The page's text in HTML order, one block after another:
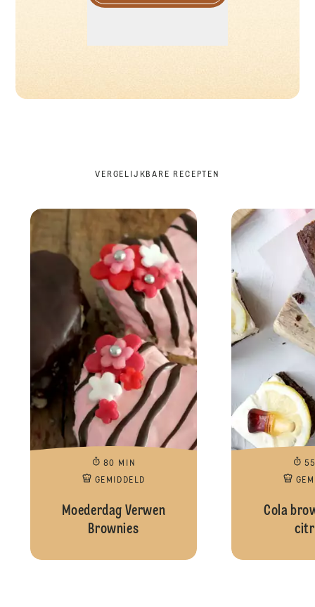
VERGELIJKBARE RECEPTEN
80 MIN
GEMIDDELD
Moederdag Verwen
Brownies
Cola